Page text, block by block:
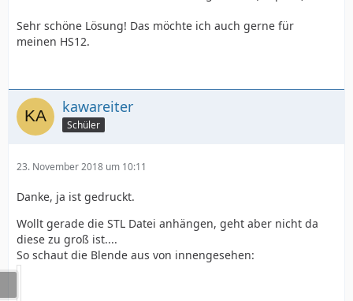
Sehr schöne Lösung! Das möchte ich auch gerne für
meinen HS12.
kawareiter
Schüler
23. November 2018 um 10:11
Danke, ja ist gedruckt.
Wollt gerade die STL Datei anhängen, geht aber nicht da
diese zu groß ist....
So schaut die Blende aus von innengesehen: